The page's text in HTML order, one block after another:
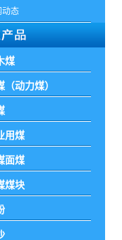
动态
煤
（动力煤）
用煤
面煤
煤块